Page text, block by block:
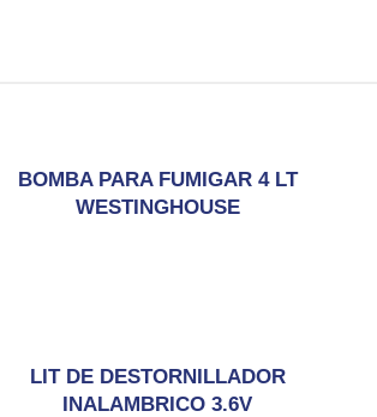
BOMBA PARA FUMIGAR 4 LT
WESTINGHOUSE
LIT DE DESTORNILLADOR
INALAMBRICO 3.6V